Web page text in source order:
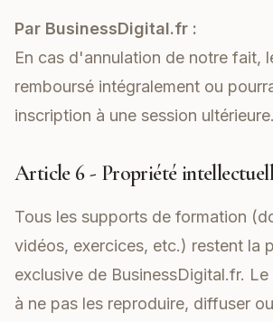
Par BusinessDigital.fr :
En cas d'annulation de notre fait,
remboursé intégralement ou
inscription à une session ultérieure.
Article 6 - Propriété
Tous les supports de formation
vidéos, exercices, etc.) restent la
exclusive de BusinessDigital.fr.
à ne pas les reproduire, diffuser